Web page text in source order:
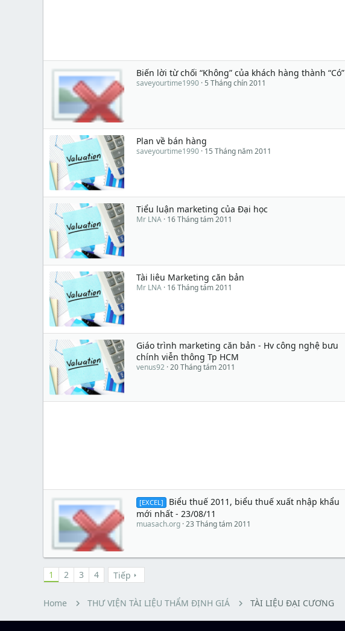
Biến lời từ chối “Không” của khách hàng thành “Có”
saveyourtime1990 5 Tháng chín 2011
Plan về bán hàng
saveyourtime1990 15 Tháng năm 2011
Tiểu luận marketing của Đại học
Mr LNA 16 Tháng tám 2011
Tài liêu Marketing căn bản
Mr LNA 16 Tháng tám 2011
Giáo trình marketing căn bản - Hv công nghệ bưu
chính viễn thông Tp HCM
venus92 20 Tháng tám 2011
[EXCEL]
Biểu thuế 2011, biểu thuế xuất nhập khẩu
mới nhất - 23/08/11
muasach.org 23 Tháng tám 2011
1 2 3 4 Tiếp
Home THƯ VIỆN TÀI LIỆU THẨM ĐỊNH GIÁ TÀI LIỆU ĐẠI CƯƠNG